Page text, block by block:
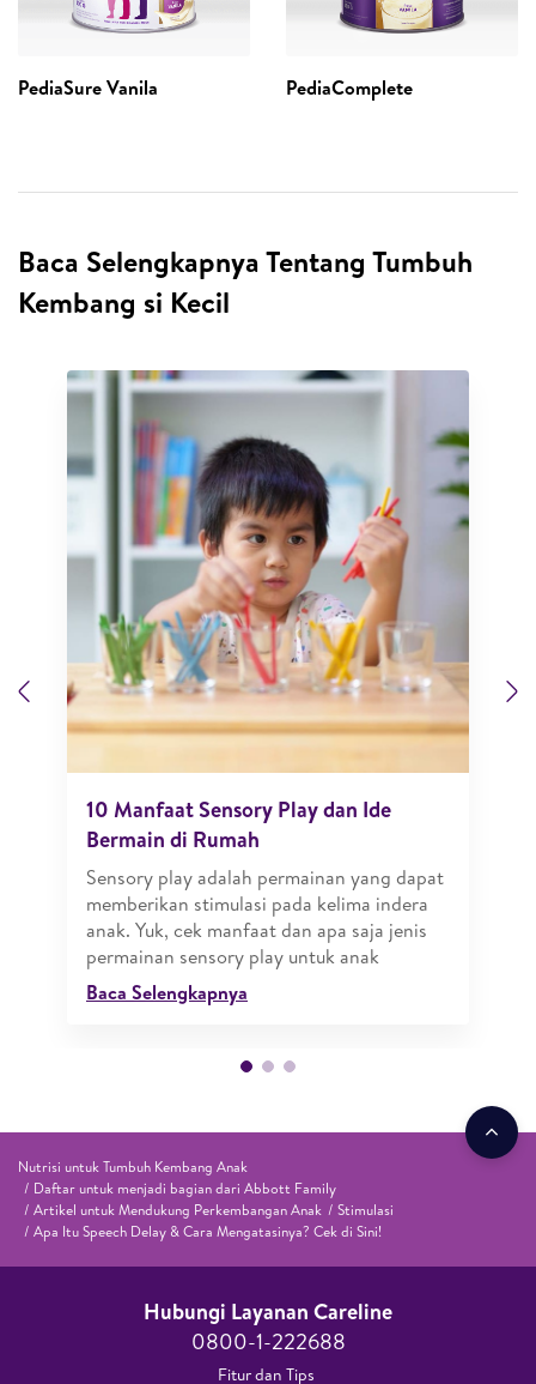
PediaSure Vanila PediaComplete
Baca Selengkapnya Tentang Tumbuh
Kembang si Kecil
Previous
10 Manfaat Sensory Play dan Ide
Bermain di Rumah
Sensory play adalah permainan yang dapat
memberikan stimulasi pada kelima indera
anak. Yuk, cek manfaat dan apa saja jenis
permainan sensory play untuk anak
Baca Selengkapnya
Nutrisi untuk Tumbuh Kembang Anak
Daftar untuk menjadi bagian dari Abbott Family
Artikel untuk Mendukung Perkembangan Anak
Stimulasi
Apa Itu Speech Delay & Cara Mengatasinya? Cek di Sini!
Hubungi Layanan Careline​
0800-1-222688​
Fitur dan Tips ​